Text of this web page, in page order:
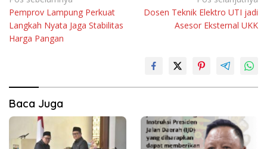
pos
Pemprov Lampung Perkuat
Langkah Nyata Jaga Stabilitas
Harga Pangan
Dosen Teknik Elektro UTI jadi
Asesor Eksternal UKK
Baca Juga